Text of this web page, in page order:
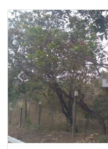
arrow_back_iosPrevious